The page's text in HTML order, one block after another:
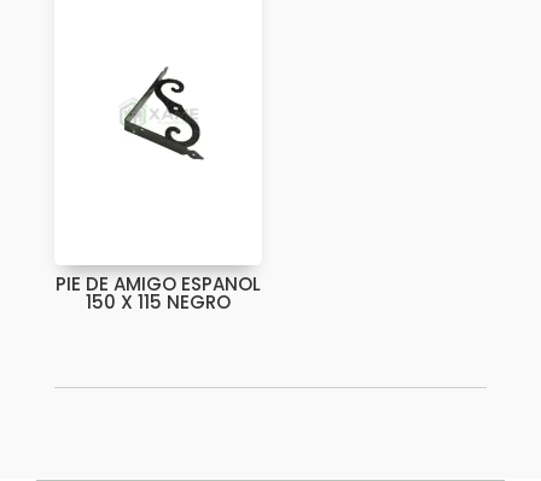
PIE DE AMIGO ESPANOL
150 X 115 NEGRO